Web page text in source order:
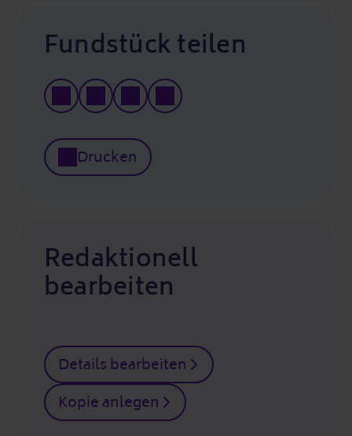
Fundstück teilen
Drucken
Redaktionell
bearbeiten
Details bearbeiten
Kopie anlegen